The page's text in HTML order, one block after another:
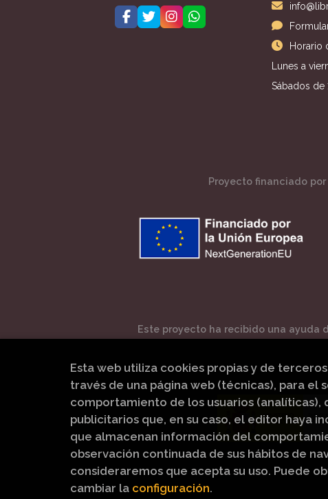
Horario
Lunes a
Sábados de
Proyecto financiado
Este proyecto ha recibido una ayuda
Esta web utiliza cookies propias y de
través de una página web (técnicas), para el
comportamiento de los usuarios
publicitarios que, en su caso, el editor haya
que almacenan información del
observación continuada de sus hábitos de
consideraremos que acepta su uso. Puede
cambiar la configuración.